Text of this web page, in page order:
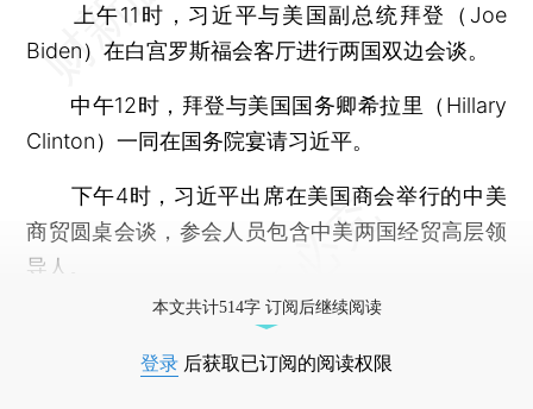
上午11时，习近平与美国副总统拜登（Joe
Biden）在白宫罗斯福会客厅进行两国双边会谈。
中午12时，拜登与美国国务卿希拉里（Hillary
Clinton）一同在国务院宴请习近平。
下午4时，习近平出席在美国商会举行的中美
商贸圆桌会谈，参会人员包含中美两国经贸高层领
导人。
本文共计514字 订阅后继续阅读
登录 后获取已订阅的阅读权限